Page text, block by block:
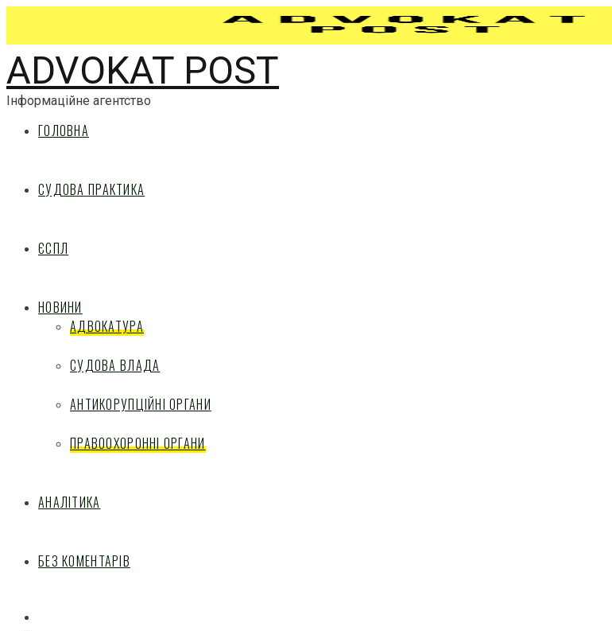
ADVOKAT POST
Інформаційне агентство
ГОЛОВНА
СУДОВА ПРАКТИКА
ЄСПЛ
НОВИНИ
АДВОКАТУРА
СУДОВА ВЛАДА
АНТИКОРУПЦІЙНІ ОРГАНИ
ПРАВООХОРОННІ ОРГАНИ
АНАЛІТИКА
БЕЗ КОМЕНТАРІВ